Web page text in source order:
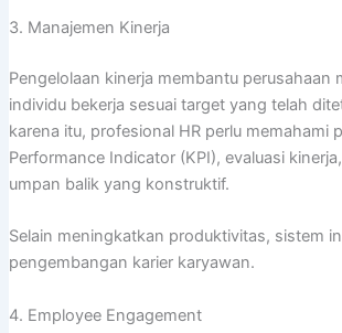
3. Manajemen Kinerja
Pengelolaan kinerja membantu perusahaan
individu bekerja sesuai target yang telah
karena itu, profesional HR perlu memahami
Performance Indicator (KPI), evaluasi
umpan balik yang konstruktif.
Selain meningkatkan produktivitas, sistem
pengembangan karier karyawan.
4. Employee Engagement